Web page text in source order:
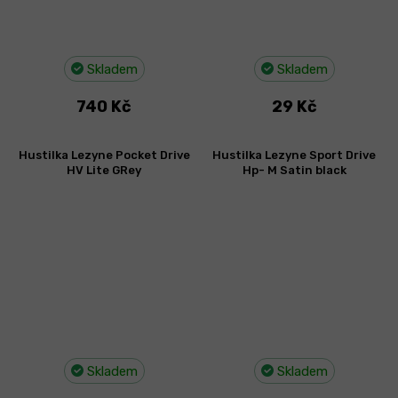
Skladem
740 Kč
Skladem
29 Kč
Hustilka Lezyne Pocket Drive
HV Lite GRey
Skladem
Hustilka Lezyne Sport Drive
Hp- M Satin black
Skladem